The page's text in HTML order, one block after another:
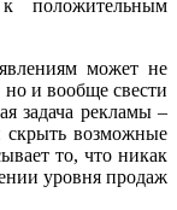
положительным
может не
но и вообще свести
задача рекламы –
скрыть возможные
то, что никак
уровня продаж